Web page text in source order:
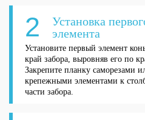
2
Установка
элемента
Установите первый элемент
край забора, выровняв его по
Закрепите планку саморезами
крепежными элементами к
части забора.